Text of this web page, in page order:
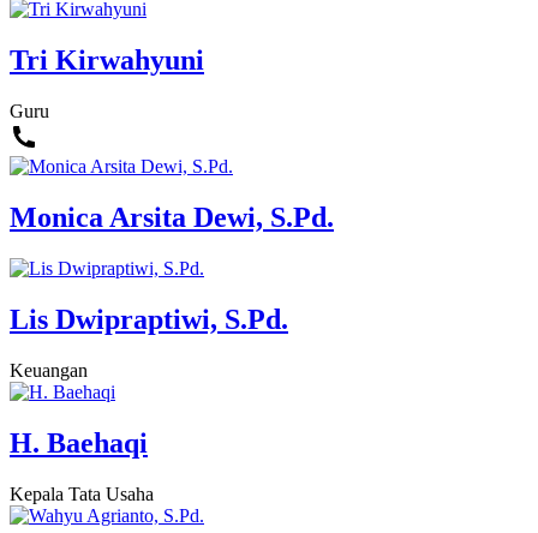
Tri Kirwahyuni
Guru
Monica Arsita Dewi, S.Pd.
Lis Dwipraptiwi, S.Pd.
Keuangan
H. Baehaqi
Kepala Tata Usaha